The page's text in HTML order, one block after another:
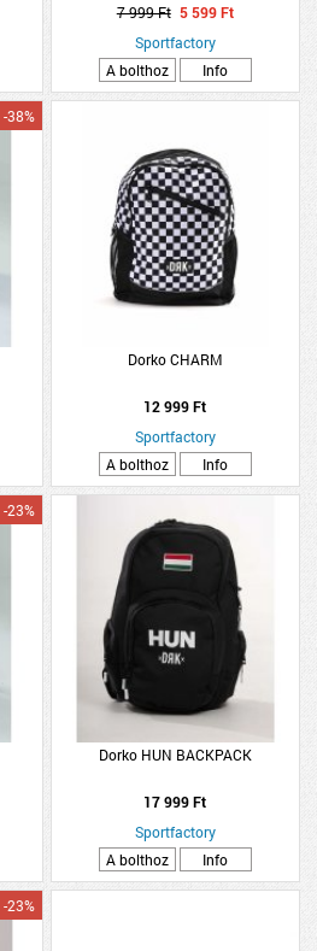
7 999 Ft 5 599 Ft
Sportfactory
A bolthoz
Info
-38%
Dorko CHARM
12 999 Ft
Sportfactory
A bolthoz
Info
-23%
Dorko HUN BACKPACK
17 999 Ft
Sportfactory
A bolthoz
Info
-23%